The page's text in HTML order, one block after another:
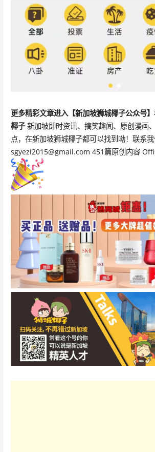
更多精彩文章进入【新加坡狮城椰子公众号】
椰子新加坡即时资讯、搞笑趣闻、原创漫画
点，在新加坡狮城椰子都可以找到呦！联系
sgyezi2015@gmail.com 451篇原创内容